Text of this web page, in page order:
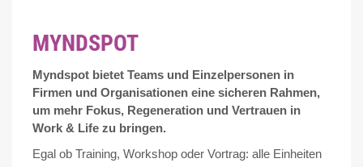
MYNDSPOT
Myndspot bietet Teams und Einzelpersonen in
Firmen und Organisationen eine sicheren Rahmen,
um mehr Fokus, Regeneration und Vertrauen in
Work & Life zu bringen.
Egal ob Training, Workshop oder Vortrag: alle Einheiten